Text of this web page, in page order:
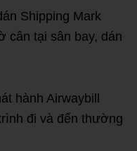
Shipping Mark
cân tại sân bay, dán
hành Airwaybill
đi và đến thường